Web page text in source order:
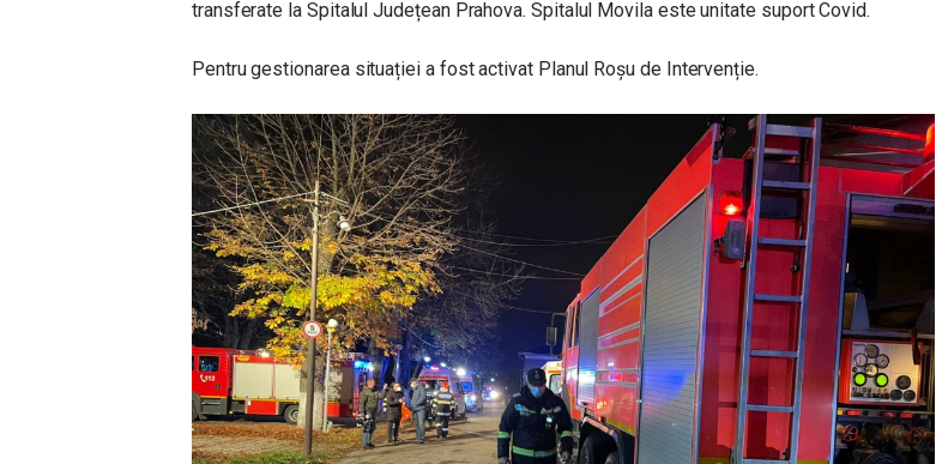
transferate la Spitalul Județean Prahova. Spitalul Movila este unitate suport Covid.
Pentru gestionarea situației a fost activat Planul Roșu de Intervenție.